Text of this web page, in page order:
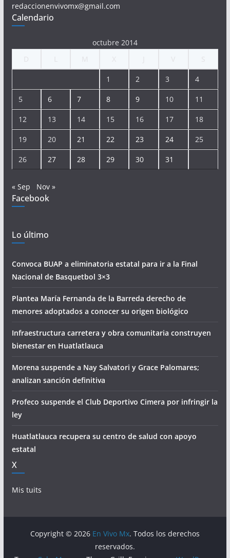
redaccionenvivomx@gmail.com
Calendario
octubre 2014
1 2 3 4
5 6 7 8 9 10 11
12 13 14 15 16 17 18
19 20 21 22 23 24 25
26 27 28 29 30 31
« Sep Nov »
Facebook
Lo último
Convoca BUAP a eliminatoria estatal para ir a la Final
Nacional de Basquetbol 3×3
Plantea María Fernanda de la Barreda derecho de
menores adoptados a conocer su origen biológico
Infraestructura carretera y obra comunitaria construyen
bienestar en Huatlatlauca
Morena suspende a Nay Salvatori y Grace Palomares;
analizan sanción definitiva
Profeco suspende el Club Deportivo Cimera por infringir la
ley
Huatlatlauca recupera su centro de salud con apoyo
estatal
X
Mis tuits
Copyright © 2026 En Vivo Mx. Todos los derechos
reservados.